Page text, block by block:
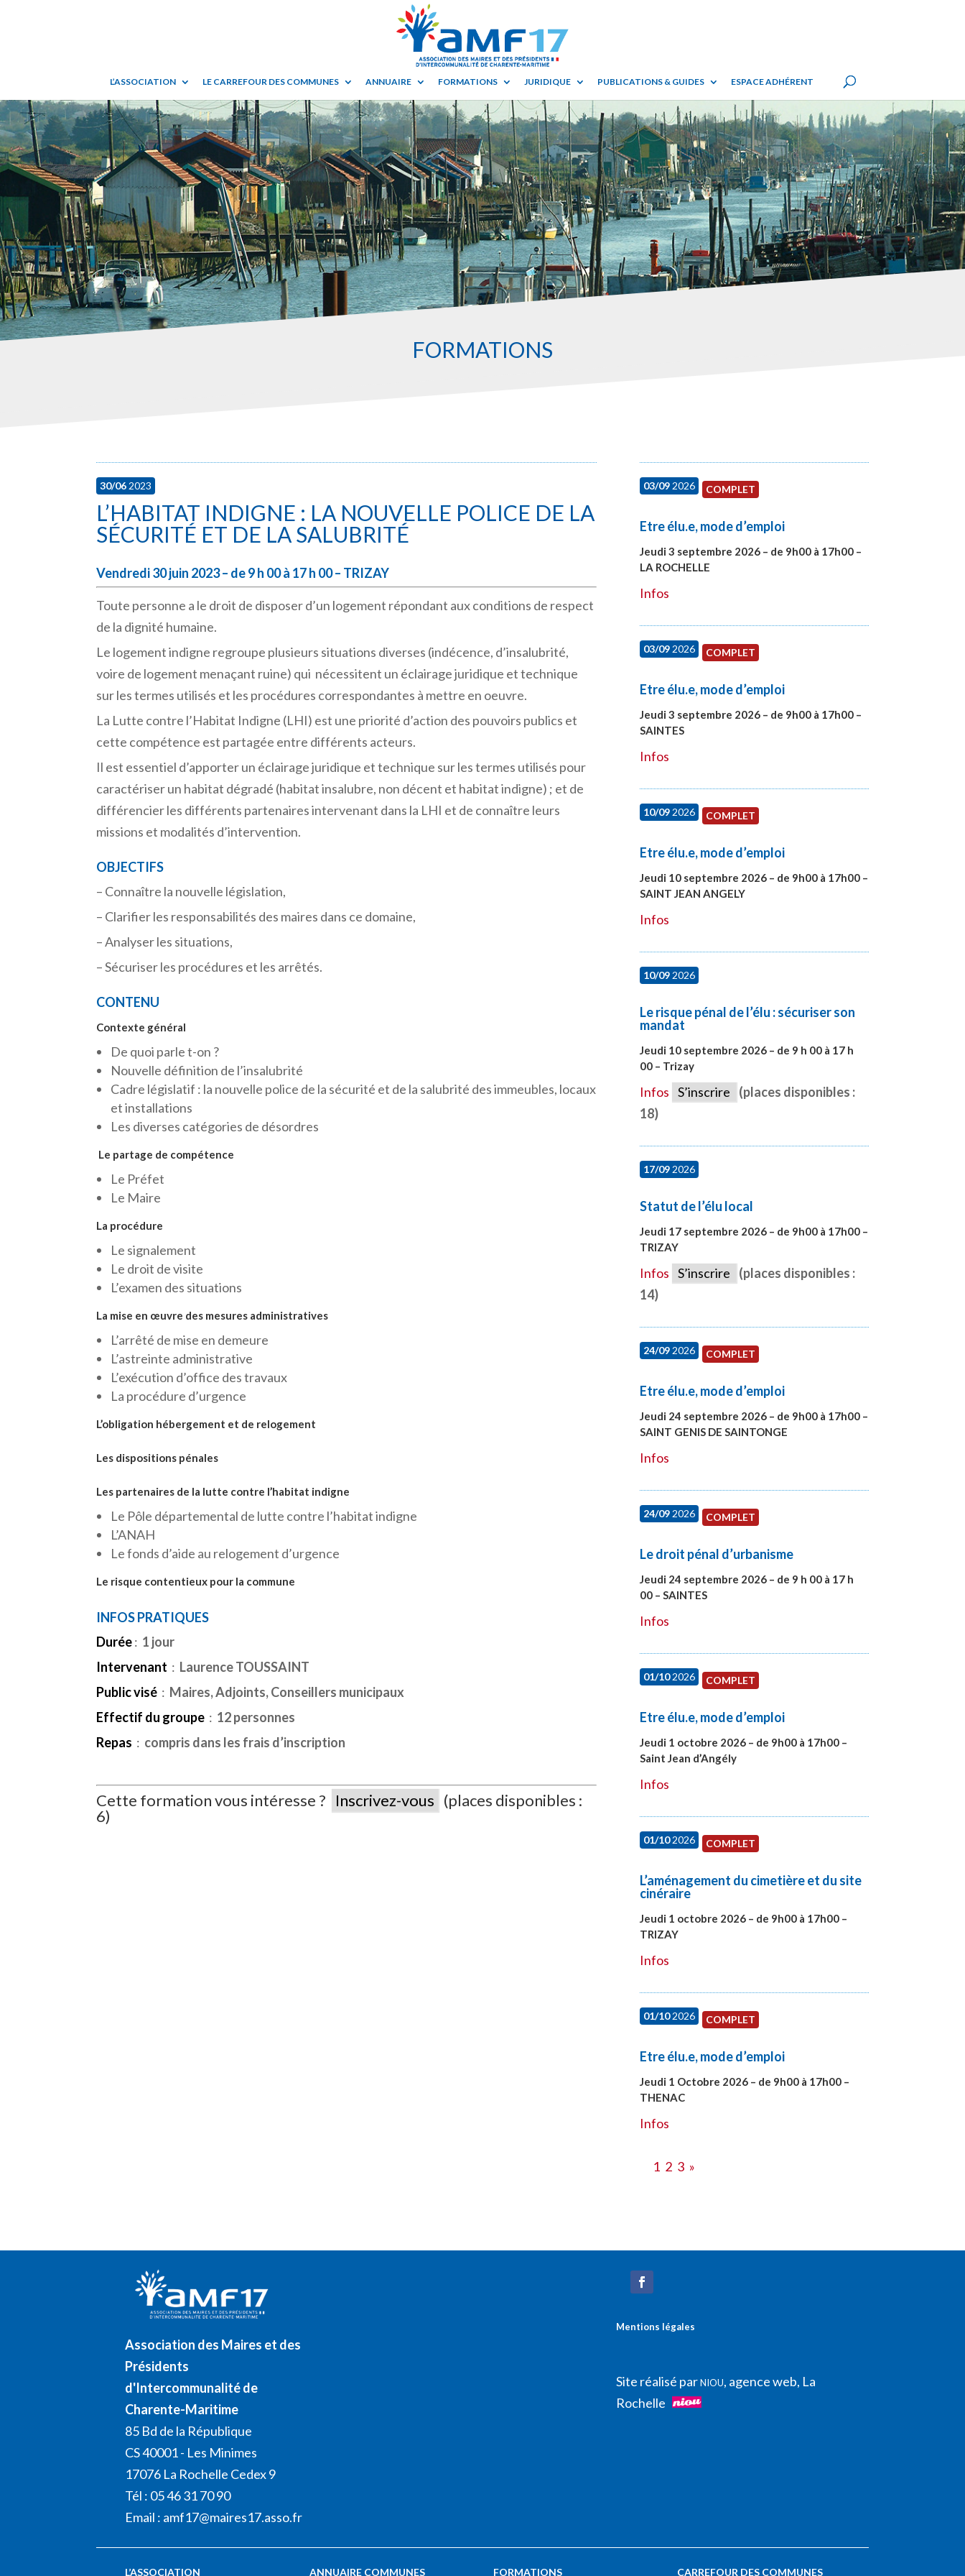
L’ASSOCIATION LE CARREFOUR DES COMMUNES ANNUAIRE FORMATIONS JURIDIQUE PUBLICATIONS & GUIDES ESPACE ADHÉRENT
FORMATIONS
30/06 2023
L’HABITAT INDIGNE : LA NOUVELLE POLICE DE LA
SÉCURITÉ ET DE LA SALUBRITÉ
Vendredi 30 juin 2023 – de 9 h 00 à 17 h 00 – TRIZAY
Toute personne a le droit de disposer d’un logement répondant aux conditions de respect
de la dignité humaine.
Le logement indigne regroupe plusieurs situations diverses (indécence, d’insalubrité,
voire de logement menaçant ruine) qui nécessitent un éclairage juridique et technique
sur les termes utilisés et les procédures correspondantes à mettre en oeuvre.
La Lutte contre l’Habitat Indigne (LHI) est une priorité d’action des pouvoirs publics et
cette compétence est partagée entre différents acteurs.
Il est essentiel d’apporter un éclairage juridique et technique sur les termes utilisés pour
caractériser un habitat dégradé (habitat insalubre, non décent et habitat indigne) ; et de
différencier les différents partenaires intervenant dans la LHI et de connaître leurs
missions et modalités d’intervention.
OBJECTIFS
– Connaître la nouvelle législation,
– Clarifier les responsabilités des maires dans ce domaine,
– Analyser les situations,
– Sécuriser les procédures et les arrêtés.
CONTENU
Contexte général
De quoi parle t-on ?
Nouvelle définition de l’insalubrité
Cadre législatif : la nouvelle police de la sécurité et de la salubrité des immeubles, locaux
et installations
Les diverses catégories de désordres
Le partage de compétence
Le Préfet
Le Maire
La procédure
Le signalement
Le droit de visite
L’examen des situations
La mise en œuvre des mesures administratives
L’arrêté de mise en demeure
L’astreinte administrative
L’exécution d’office des travaux
La procédure d’urgence
L’obligation hébergement et de relogement
Les dispositions pénales
Les partenaires de la lutte contre l’habitat indigne
Le Pôle départemental de lutte contre l’habitat indigne
L’ANAH
Le fonds d’aide au relogement d’urgence
Le risque contentieux pour la commune
INFOS PRATIQUES
Durée: 1 jour
Intervenant : Laurence TOUSSAINT
Public visé : Maires, Adjoints, Conseillers municipaux
Effectif du groupe : 12 personnes
Repas : compris dans les frais d’inscription
Cette formation vous intéresse ? Inscrivez-vous (places disponibles :
6)
03/092026 COMPLET
Etre élu.e, mode d’emploi
Jeudi 3 septembre 2026 – de 9h00 à 17h00 –
LA ROCHELLE
Infos
03/092026 COMPLET
Etre élu.e, mode d’emploi
Jeudi 3 septembre 2026 – de 9h00 à 17h00 –
SAINTES
Infos
10/092026 COMPLET
Etre élu.e, mode d’emploi
Jeudi 10 septembre 2026 – de 9h00 à 17h00 –
SAINT JEAN ANGELY
Infos
10/092026
Le risque pénal de l’élu : sécuriser son
mandat
Jeudi 10 septembre 2026 – de 9 h 00 à 17 h
00 – Trizay
Infos S’inscrire
(places disponibles :
18)
17/092026
Statut de l’élu local
Jeudi 17 septembre 2026 – de 9h00 à 17h00 –
TRIZAY
Infos S’inscrire
(places disponibles :
14)
24/092026 COMPLET
Etre élu.e, mode d’emploi
Jeudi 24 septembre 2026 – de 9h00 à 17h00 –
SAINT GENIS DE SAINTONGE
Infos
24/092026 COMPLET
Le droit pénal d’urbanisme
Jeudi 24 septembre 2026 – de 9 h 00 à 17 h
00 – SAINTES
Infos
01/102026 COMPLET
Etre élu.e, mode d’emploi
Jeudi 1 octobre 2026 – de 9h00 à 17h00 –
Saint Jean d’Angély
Infos
01/102026 COMPLET
L’aménagement du cimetière et du site
cinéraire
Jeudi 1 octobre 2026 – de 9h00 à 17h00 –
TRIZAY
Infos
01/102026 COMPLET
Etre élu.e, mode d’emploi
Jeudi 1 Octobre 2026 – de 9h00 à 17h00 –
THENAC
Infos
1 2 3 »
Association des Maires et des
Présidents
d'Intercommunalité de
Charente-Maritime
85 Bd de la République
CS 40001 - Les Minimes
17076 La Rochelle Cedex 9
Tél : 05 46 31 70 90
Email : amf17@maires17.asso.fr
Mentions légales
Site réalisé parNIOU, agence web, La
Rochelle
L’ASSOCIATION ANNUAIRE COMMUNES FORMATIONS CARREFOUR DES COMMUNES